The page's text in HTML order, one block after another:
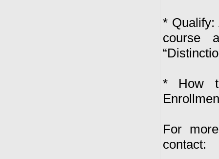
* Qualify:
course
* How
For
contact: